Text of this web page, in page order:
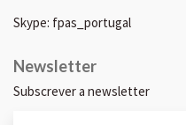
Skype: fpas_portugal
Newsletter
Subscrever a newsletter